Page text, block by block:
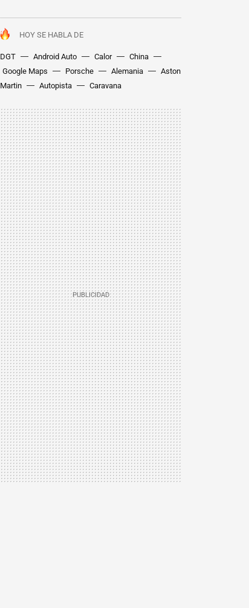
HOY SE HABLA DE
DGT Android Auto Calor
China
Google Maps
Porsche Alemania
Aston
Martin
Autopista Caravana